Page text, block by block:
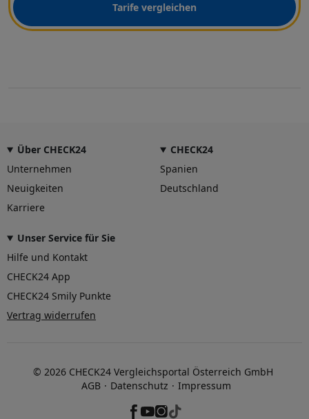
Tarife vergleichen
Über CHECK24
Unternehmen
Neuigkeiten
Karriere
CHECK24
Spanien
Deutschland
Unser Service für Sie
Hilfe und Kontakt
CHECK24 App
CHECK24 Smily Punkte
Vertrag widerrufen
© 2026 CHECK24 Vergleichsportal Österreich GmbH
AGB
Datenschutz Impressum